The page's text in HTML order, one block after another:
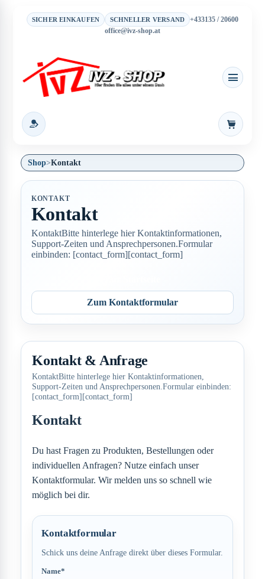
SICHER EINKAUFEN SCHNELLER VERSAND
+433135 / 20600
office@ivz-shop.at
Shop>Kontakt
KONTAKT
Kontakt
KontaktBitte hinterlege hier Kontaktinformationen,
Support-Zeiten und Ansprechpersonen.Formular
einbinden: [contact_form][contact_form]
Zum Kontaktformular
Kontakt & Anfrage
KontaktBitte hinterlege hier Kontaktinformationen,
Support-Zeiten und Ansprechpersonen.Formular einbinden:
[contact_form][contact_form]
Kontakt
Du hast Fragen zu Produkten, Bestellungen oder
individuellen Anfragen? Nutze einfach unser
Kontaktformular. Wir melden uns so schnell wie
möglich bei dir.
Kontaktformular
Schick uns deine Anfrage direkt über dieses Formular.
Name*